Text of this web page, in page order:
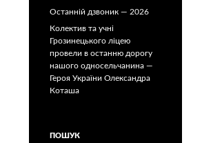
Останній дзвоник — 2026
Колектив та учні
Грозинецького ліцею
провели в останню дорогу
нашого односельчанина —
Героя України Олександра
Коташа
ПОШУК